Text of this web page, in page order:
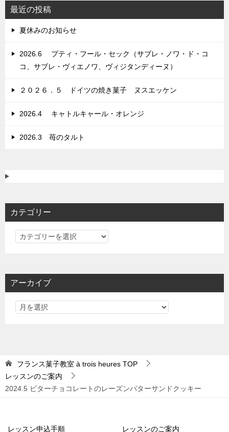
シ
ョ
最近の投稿
夏休みのお知らせ
2026.6 プティ・フール・セック（サブレ・ノワ・ド・コ
コ、サブレ・ヴィエノワ、ヴィジタンディーヌ）
２０２６．５ ドイツの焼き菓子 ヌスエッケン
2026.4 キャトルキャール・オレンジ
2026.3 苺のタルト
カテゴリー
カ
リ
アーカイブ
フランス菓子教室 à trois heures TOP
レッスンのご案内
2024.5 ビターチョコレートのレーズンバターサンドクッキー
レッスン申込手順 レッスンのご案内